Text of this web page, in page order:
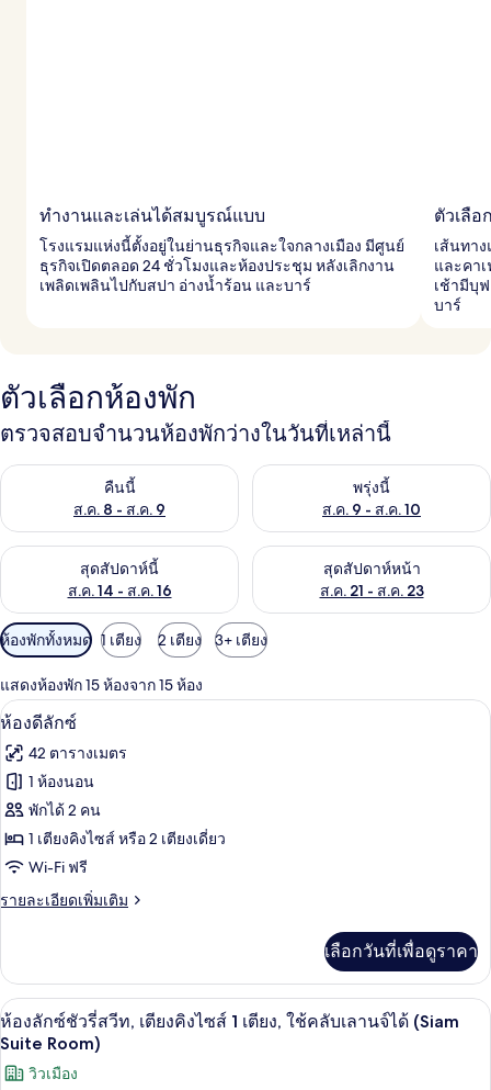
ทำงานและเล่นได้สมบูรณ์แบบ
โรงแรมแห่งนี้ตั้งอยู่ในย่านธุรกิจและใจกลางเมือง มีศูนย์
ธุรกิจเปิดตลอด 24 ชั่วโมงและห้องประชุม หลังเลิกงาน
เพลิดเพลินไปกับสปา อ่างน้ำร้อน และบาร์
ตัวเลือ
เส้นทา
และคา
เช้ามีบุ
บาร์
ตัวเลือกห้องพัก
ตรวจสอบจำนวนห้องพักว่างในวันที่เหล่านี้
คืนนี้
ส.ค. 8 - ส.ค. 9
ตรวจสอบจำนวนห้องพักว่างในคืนนี้ ส.ค. 8 - ส.ค. 9พรุ่งนี้
ส.ค. 9 - ส.ค. 10
ตรวจสอบจำนวนห้องพักว่างใน
สุดสัปดาห์นี้
ส.ค. 14 - ส.ค. 16
ตรวจสอบจำนวนห้องพักว่างในสุดสัปดาห์นี้ ส.ค. 14 - ส.ค. 16
สุดสัปดาห์หน้า
ส.ค. 21 - ส.ค. 23
ตรวจสอบจำนวนห้องพักว่างใน
ตัว
กรอง
ที่
มี
ให้
สำหรับ
ห้อง
พัก
ห้องพักทั้งหมด 1 เตียง 2 เตียง 3+ เตียง
แสดงห้องพัก 15 ห้องจาก 15 ห้อง
เปิด
ภาพถ่าย
ทั้งหมด
ของ
ห้อง
ดี
ลัก
เครื่องนอนระดับพรีเมียม, ผ้านวมขนเ
5
ห้องดีลักซ์
42 ตารางเมตร
1 ห้องนอน
พักได้ 2 คน
1 เตียงคิงไซส์ หรือ 2 เตียงเดี่ยว
Wi-Fi ฟรี
รายละเอียดเพิ่มเติม
ราย
เกี่ยว
กับ
ห้อง
ดี
ซ์
เลือกวันที่เพื่อดูราคา
เปิด
ภาพถ่าย
ทั้งหมด
ห้องลักซ์ชัวรี่สวีท, เตียงคิงไซส์ 1 เตีย
5
ห้องลักซ์ชัวรี่สวีท, เตียงคิงไซส์ 1 เตียง, ใช้คลับเลานจ์ได้ (Siam
Suite Room)
วิวเมือง